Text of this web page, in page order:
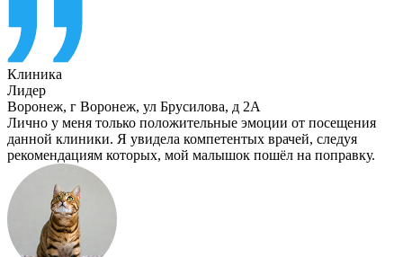
Клиника
Лидер
Воронеж, г Воронеж, ул Брусилова, д 2А
Лично у меня только положительные эмоции от посещения
данной клиники. Я увидела компетентых врачей, следуя
рекомендациям которых, мой малышок пошёл на поправку.